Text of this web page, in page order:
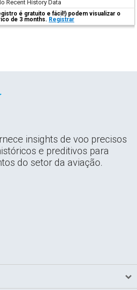
Recent History Data
é gratuito e fácil!) podem visualizar o
de 3 months. Registrar
insights de voo precisos
e preditivos para
do setor da aviação.